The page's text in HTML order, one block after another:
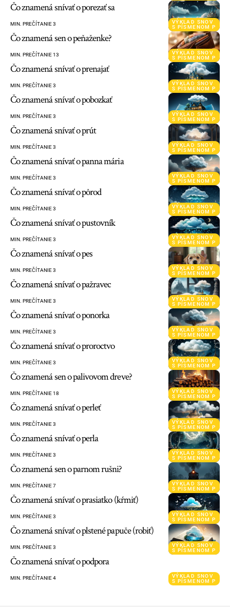
VÝKLAD SNOV
S PÍSMENOM P
Čo znamená snívať o porezať sa
MIN. PREČÍTANIE 3
VÝKLAD SNOV
S PÍSMENOM P
Čo znamená sen o peňaženke?
MIN. PREČÍTANIE 13
VÝKLAD SNOV
S PÍSMENOM P
Čo znamená snívať o prenajať
MIN. PREČÍTANIE 3
VÝKLAD SNOV
S PÍSMENOM P
Čo znamená snívať o pobozkať
MIN. PREČÍTANIE 3
VÝKLAD SNOV
S PÍSMENOM P
Čo znamená snívať o prút
MIN. PREČÍTANIE 3
VÝKLAD SNOV
S PÍSMENOM P
Čo znamená snívať o panna mária
MIN. PREČÍTANIE 3
VÝKLAD SNOV
S PÍSMENOM P
Čo znamená snívať o pôrod
MIN. PREČÍTANIE 3
VÝKLAD SNOV
S PÍSMENOM P
Čo znamená snívať o pustovník
MIN. PREČÍTANIE 3
VÝKLAD SNOV
S PÍSMENOM P
Čo znamená snívať o pes
MIN. PREČÍTANIE 3
VÝKLAD SNOV
S PÍSMENOM P
Čo znamená snívať o pažravec
MIN. PREČÍTANIE 3
VÝKLAD SNOV
S PÍSMENOM P
Čo znamená snívať o ponorka
MIN. PREČÍTANIE 3
VÝKLAD SNOV
S PÍSMENOM P
Čo znamená snívať o proroctvo
MIN. PREČÍTANIE 3
VÝKLAD SNOV
S PÍSMENOM P
Čo znamená sen o palivovom dreve?
MIN. PREČÍTANIE 18
VÝKLAD SNOV
S PÍSMENOM P
Čo znamená snívať o perleť
MIN. PREČÍTANIE 3
VÝKLAD SNOV
S PÍSMENOM P
Čo znamená snívať o perla
MIN. PREČÍTANIE 3
VÝKLAD SNOV
S PÍSMENOM P
Čo znamená sen o parnom rušni?
MIN. PREČÍTANIE 7
VÝKLAD SNOV
S PÍSMENOM P
Čo znamená snívať o prasiatko (kŕmiť)
MIN. PREČÍTANIE 3
VÝKLAD SNOV
S PÍSMENOM P
Čo znamená snívať o plstené papuče (robiť)
MIN. PREČÍTANIE 3
VÝKLAD SNOV
S PÍSMENOM P
Čo znamená snívať o podpora
MIN. PREČÍTANIE 4